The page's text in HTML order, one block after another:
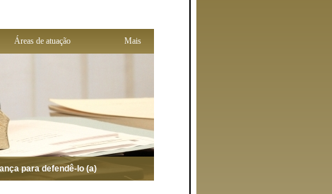
Áreas de atuação Mais
defendê-lo (a)